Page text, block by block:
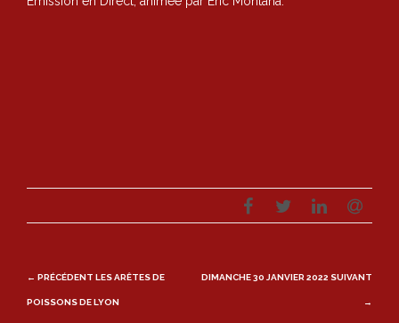
Post
navigation
← PRÉCÉDENT LES ARÊTES DE
POISSONS DE LYON
DIMANCHE 30 JANVIER 2022 SUIVANT
→